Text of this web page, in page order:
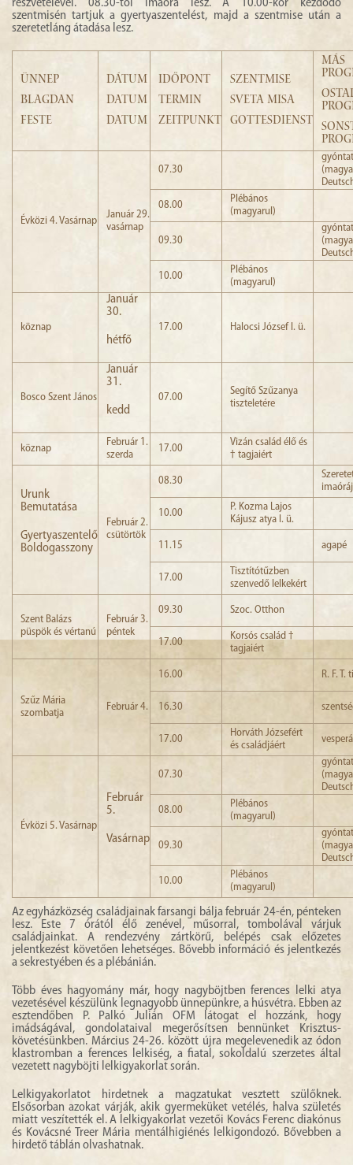
MISA
MOLITVA
részvételével. 08.30-tól imaóra lesz. A 10.00-kor kezdődő
szentmisén tartjuk a gyertyaszentelést, majd a szentmise után a
szeretetláng átadása lesz.
ÜNNEP
BLAGDAN
FESTE
DÁTUM
DATUM
DATUM
IDŐPONT
TERMIN
ZEITPUNKT
SZENTMISE
SVETA MISA
GOTTESDIENST
MÁS
Évközi 4. Vasárnap
Január 29.
vasárnap
07.30
08.00
Plébános
(magyarul)
09.30
10.00
Plébános
(magyarul)
köznap
Január
30.
hétfő
17.00 Halocsi József l. ü.
Bosco Szent János
Január
31.
kedd
07.00
Segítő Szűzanya
tiszteletére
köznap
Február 1.
szerda
17.00
Vizán család élő és
† tagjaiért
Urunk
Bemutatása
Gyertyaszentelő
Boldogasszony
Február 2.
csütörtök
08.30
10.00
P. Kozma Lajos
Kájusz atya l. ü.
11.15 agapé
17.00
Tisztítótűzben
szenvedő lelkekért
Szent Balázs
püspök és vértanú
Február 3.
péntek
09.30 Szoc. Otthon
17.00
Korsós család †
tagjaiért
Szűz Mária
szombatja
Február 4.
16.00 R. F. T.
16.30
17.00
Horváth Józsefért
és családjáért
Évközi 5. Vasárnap
Február
5.
Vasárnap
07.30
08.00
Plébános
(magyarul)
09.30
10.00
Plébános
(magyarul)
Az egyházközség családjainak farsangi bálja február 24-én, pénteken
lesz. Este 7 órától élő zenével, műsorral, tombolával várjuk
családjainkat. A rendezvény zártkörű, belépés csak előzetes
jelentkezést követően lehetséges. Bővebb információ és jelentkezés
a sekrestyében és a plébánián.
Több éves hagyomány már, hogy nagyböjtben ferences lelki atya
vezetésével készülünk legnagyobb ünnepünkre, a húsvétra. Ebben az
esztendőben P. Palkó Julián OFM látogat el hozzánk, hogy
imádságával, gondolataival megerősítsen bennünket Krisztus-
követésünkben. Március 24-26. között újra megelevenedik az ódon
klastromban a ferences lelkiség, a fiatal, sokoldalú szerzetes által
vezetett nagyböjti lelkigyakorlat során.
Lelkigyakorlatot hirdetnek a magzatukat vesztett szülőknek.
Elsősorban azokat várják, akik gyermeküket vetélés, halva születés
miatt veszítették el. A lelkigyakorlat vezetői Kovács Ferenc diakónus
és Kovácsné Treer Mária mentálhigiénés lelkigondozó. Bővebben a
hirdető táblán olvashatnak.